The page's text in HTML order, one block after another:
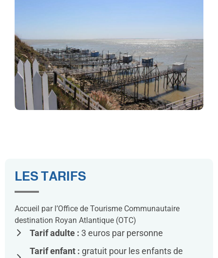
LES TARIFS
Accueil par l’Office de Tourisme Communautaire
destination Royan Atlantique (OTC)
Tarif adulte : 3 euros par personne
Tarif enfant : gratuit pour les enfants de